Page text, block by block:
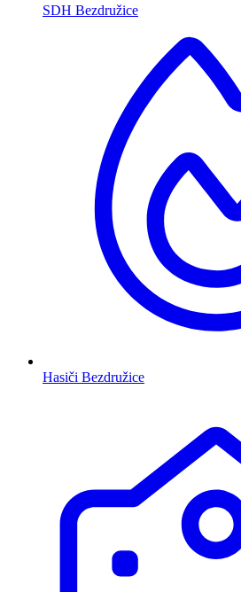
SDH Bezdružice
Hasiči Bezdružice